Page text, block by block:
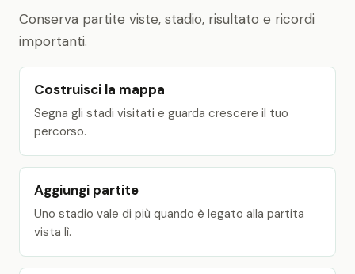
Conserva partite viste, stadio, risultato e ricordi
importanti.
Costruisci la mappa
Segna gli stadi visitati e guarda crescere il tuo
percorso.
Aggiungi partite
Uno stadio vale di più quando è legato alla partita
vista lì.